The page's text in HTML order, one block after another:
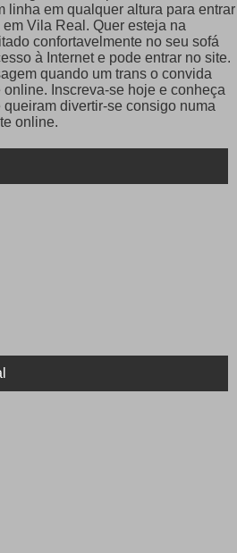
linha em qualquer altura para entrar
Vila Real. Quer esteja na
confortavelmente no seu sofá
à Internet e pode entrar no site.
quando um trans o convida
Inscreva-se hoje e conheça
divertir-se consigo numa
online.